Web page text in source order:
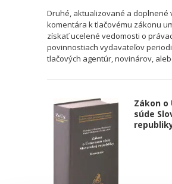
Druhé, aktualizované a doplnené
komentára k tlačovému zákonu
získať ucelené vedomosti o
povinnostiach vydavateľov
tlačových agentúr, novinárov,
Zákon o
súde